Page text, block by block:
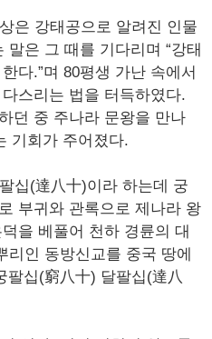
은 강태공으로 알려진 인물
은 그 때를 기다리며 “강태
다.”며 80평생 가난 속에서
스리는 법을 터득하였다.
던 중 주나라 문왕을 만나
기회가 주어졌다.
십(達八十)이라 하는데 궁
부귀와 관록으로 제나라 왕
을 베풀어 천하 경륜의 대
리인 동방신교를 중국 땅에
팔십(窮八十) 달팔십(達八